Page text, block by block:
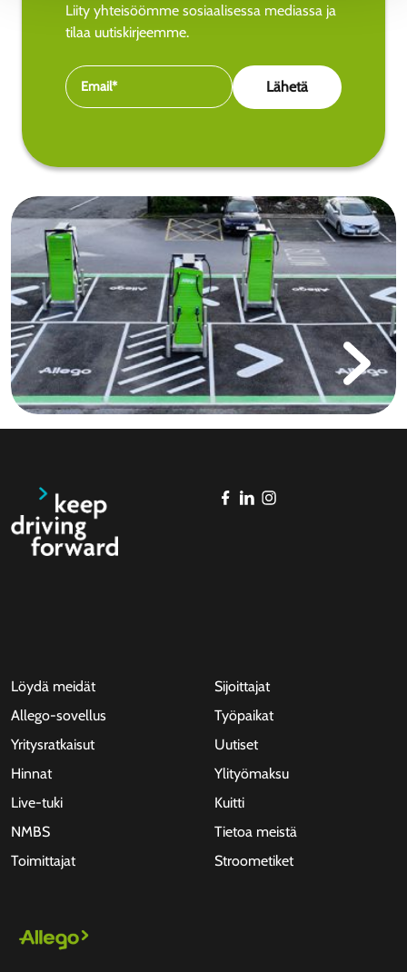
Liity yhteisöömme sosiaalisessa mediassa ja
tilaa uutiskirjeemme.
Löydä meidät
Allego-sovellus
Yritysratkaisut
Hinnat
Live-tuki
NMBS
Toimittajat
Sijoittajat
Työpaikat
Uutiset
Ylityömaksu
Kuitti
Tietoa meistä
Stroometiket